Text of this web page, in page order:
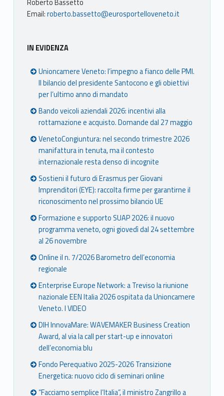
Roberto Bassetto
Email:roberto.bassetto@eurosportelloveneto.it
IN EVIDENZA
Unioncamere Veneto: l’impegno a fianco delle PMI.
Il bilancio del presidente Santocono e gli obiettivi
per l’ultimo anno di mandato
Bando veicoli aziendali 2026: incentivi alla
rottamazione e acquisto. Domande dal 27 maggio
VenetoCongiuntura: nel secondo trimestre 2026
manifattura in tenuta, ma il contesto
internazionale resta denso di incognite
Sostieni il futuro di Erasmus per Giovani
Imprenditori (EYE): raccolta firme per garantirne il
riconoscimento nel prossimo bilancio UE
Formazione e supporto SUAP 2026: il nuovo
programma veneto, ogni giovedì dal 24 settembre
al 26 novembre
Online il n. 7/2026 Barometro dell’economia
regionale
Enterprise Europe Network: a Treviso la riunione
nazionale EEN Italia 2026 ospitata da Unioncamere
Veneto. I VIDEO
DIH InnovaMare: WAVEMAKER Business Creation
Award, al via la call per start-up e innovatori
dell’economia blu
Fondo Perequativo 2025-2026 Transizione
Energetica: nuovo ciclo di seminari online
“Facciamo semplice l’Italia”, il ministro Zangrillo a